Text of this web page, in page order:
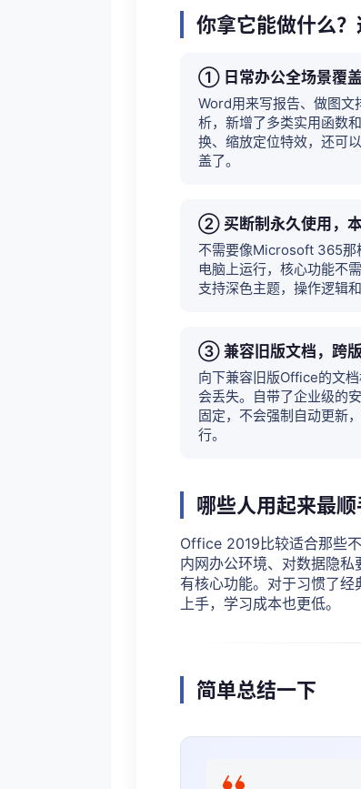
你拿它能做什么
① 日常办公全场景覆
Word用来写报告、做图文
析，新增了多类实用函数
换、缩放定位特效，还可
盖了。
② 买断制永久使用，
不需要像Microsoft 365那
电脑上运行，核心功能不
支持深色主题，操作逻辑
③ 兼容旧版文档，跨
向下兼容旧版Office的文
会丢失。自带了企业级的
固定，不会强制自动更新
行。
哪些人用起来最顺
Office 2019比较适合那些
内网办公环境、对数据隐
有核心功能。对于习惯了
上手，学习成本也更低。
简单总结一下